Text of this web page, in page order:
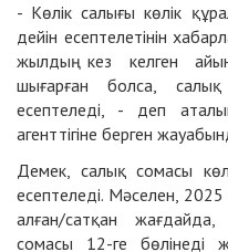
- Көлік салығы көлік
дейін есептелетінін
жылдың кез келген
шығарған болса, салық
есептеледі, - деп
агенттігіне берген
Демек, салық сомасы
есептеледі. Мәселен,
алған/сатқан
сомасы 12-ге бөлінеді